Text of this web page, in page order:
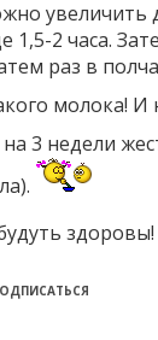
увеличить
1,5-2 часа.
раз в
молока! И
3 недели
здоровы!